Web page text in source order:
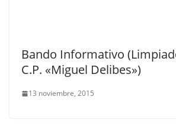
Bando Informativo
C.P. «Miguel Delibes»)
13 noviembre, 2015